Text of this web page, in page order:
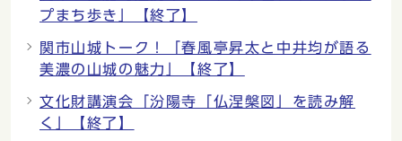
プまち歩き」【終了】
関市山城トーク！「春風亭昇太と中井均が語る
美濃の山城の魅力」【終了】
文化財講演会「汾陽寺「仏涅槃図」を読み解
く」【終了】